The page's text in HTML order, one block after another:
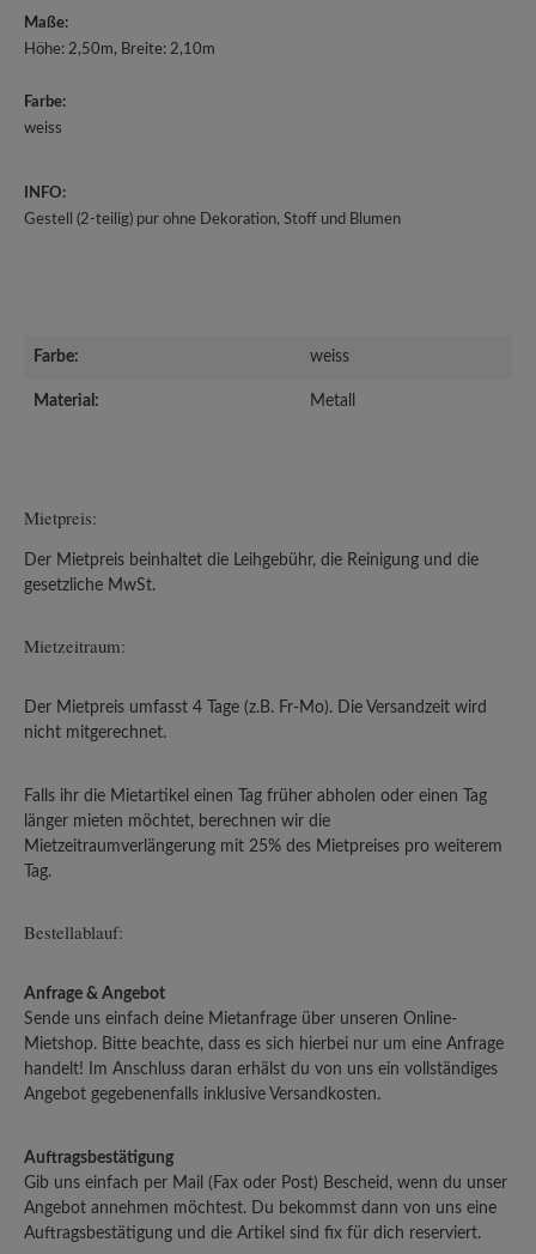
Maße:
Höhe: 2,50m, Breite: 2,10m
Farbe:
weiss
INFO:
Gestell (2-teilig) pur ohne Dekoration, Stoff und Blumen
Farbe: weiss
Material: Metall
Mietpreis:
Der Mietpreis beinhaltet die Leihgebühr, die Reinigung und die
gesetzliche MwSt.
Mietzeitraum:
Der Mietpreis umfasst 4 Tage (z.B. Fr-Mo). Die Versandzeit wird
nicht mitgerechnet.
Falls ihr die Mietartikel einen Tag früher abholen oder einen Tag
länger mieten möchtet, berechnen wir die
Mietzeitraumverlängerung mit 25% des Mietpreises pro weiterem
Tag.
Bestellablauf:
Anfrage & Angebot
Sende uns einfach deine Mietanfrage über unseren Online-
Mietshop. Bitte beachte, dass es sich hierbei nur um eine Anfrage
handelt! Im Anschluss daran erhälst du von uns ein vollständiges
Angebot gegebenenfalls inklusive Versandkosten.
Auftragsbestätigung
Gib uns einfach per Mail (Fax oder Post) Bescheid, wenn du unser
Angebot annehmen möchtest. Du bekommst dann von uns eine
Auftragsbestätigung und die Artikel sind fix für dich reserviert.